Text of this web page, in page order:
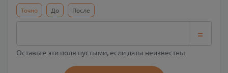
Точно До После
=
Оставьте эти поля пустыми, если даты неизвестны